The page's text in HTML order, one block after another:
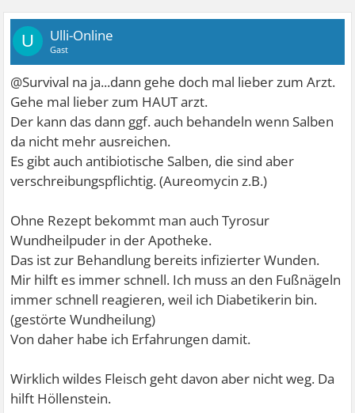
U Ulli-Online
Gast
@Survival na ja...dann gehe doch mal lieber zum Arzt.
Gehe mal lieber zum HAUT arzt.
Der kann das dann ggf. auch behandeln wenn Salben
da nicht mehr ausreichen.
Es gibt auch antibiotische Salben, die sind aber
verschreibungspflichtig. (Aureomycin z.B.)
Ohne Rezept bekommt man auch Tyrosur
Wundheilpuder in der Apotheke.
Das ist zur Behandlung bereits infizierter Wunden.
Mir hilft es immer schnell. Ich muss an den Fußnägeln
immer schnell reagieren, weil ich Diabetikerin bin.
(gestörte Wundheilung)
Von daher habe ich Erfahrungen damit.
Wirklich wildes Fleisch geht davon aber nicht weg. Da
hilft Höllenstein.